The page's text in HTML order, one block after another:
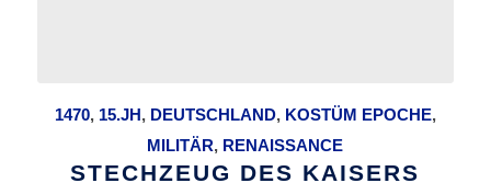
1470, 15.JH, DEUTSCHLAND, KOSTÜM EPOCHE,
MILITÄR, RENAISSANCE
STECHZEUG DES KAISERS